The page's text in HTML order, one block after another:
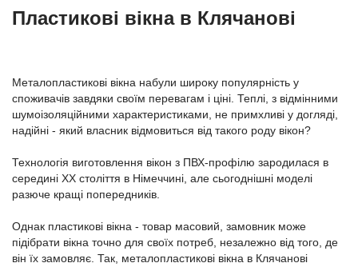
Пластикові вікна в Клячанові
Металопластикові вікна набули широку популярність у
споживачів завдяки своїм перевагам і ціні. Теплі, з відмінними
шумоізоляційними характеристиками, не примхливі у догляді,
надійні - який власник відмовиться від такого роду вікон?
Технологія виготовлення вікон з ПВХ-профілю зародилася в
середині ХХ століття в Німеччині, але сьогоднішні моделі
разюче кращі попередників.
Однак пластикові вікна - товар масовий, замовник може
підібрати вікна точно для своїх потреб, незалежно від того, де
він їх замовляє. Так, металопластикові вікна в Клячанові